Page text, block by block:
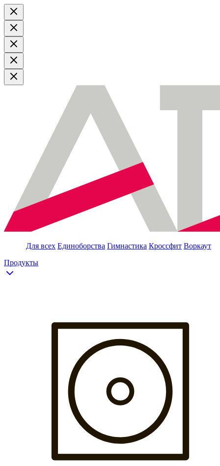
Для всех Единоборства Гимнастика Кроссфит Воркаут
Продукты